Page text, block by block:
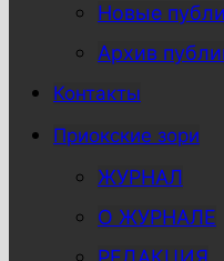
Новые
Архив
Контакты
Приокские зори
ЖУРНАЛ
О ЖУРНАЛЕ